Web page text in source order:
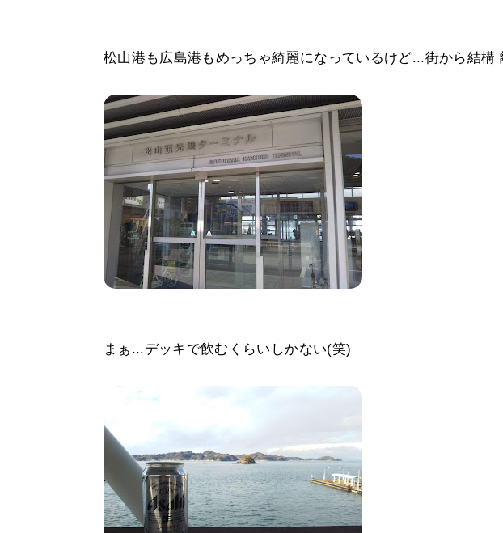
松山港も広島港もめっちゃ綺麗になっているけど...街から結構
まぁ...デッキで飲むくらいしかない(笑)